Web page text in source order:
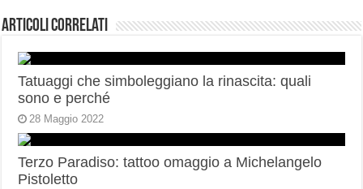
Articoli correlati
Tatuaggi che simboleggiano la rinascita: quali
sono e perché
28 Maggio 2022
Terzo Paradiso: tattoo omaggio a Michelangelo
Pistoletto